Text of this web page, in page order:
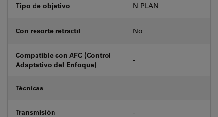
Tipo de objetivo N PLAN
Con resorte retráctil No
Compatible con AFC (Control
Adaptativo del Enfoque)
-
Técnicas
Transmisión -